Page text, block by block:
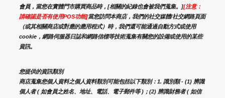
會員，當您在實體門市購買商品時，[相關的紀錄也會被我們蒐集。][注意：
請確認是否有使用POS功能]當您訪問本商店，我們的社交媒體/社交網路頁面
（或其相關商店或對應的應用程式）時，我們還可能通過自動方式或使用
cookie，網路伺服器日誌和網路信標等技術蒐集有關您的設備或使用的某些
資訊。
您提供的資訊類別
商店蒐集您個人資料之個人資料類別可能包括以下類別：1. 識別類 - (1) 辨識
個人者 ( 如會員之姓名、地址、電話、電子郵件等 )；(2) 辨識財務者 ( 如信